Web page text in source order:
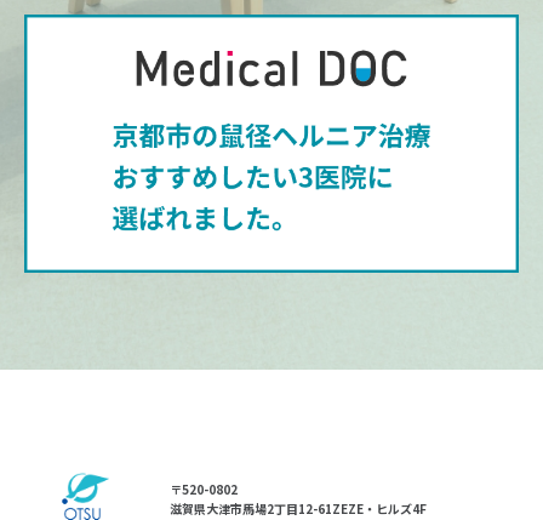
〒520-0802
滋賀県大津市馬場2丁目12-61ZEZE・ヒルズ4F